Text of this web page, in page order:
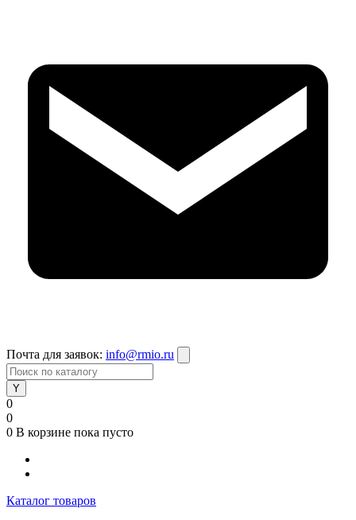
Почта для заявок: info@rmio.ru
0
0
0 В корзине пока пусто
Каталог товаров